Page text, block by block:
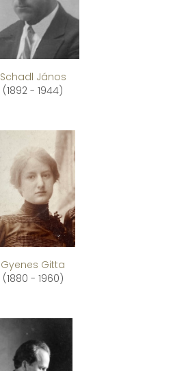
Schadl János
(1892 - 1944)
Gyenes Gitta
(1880 - 1960)